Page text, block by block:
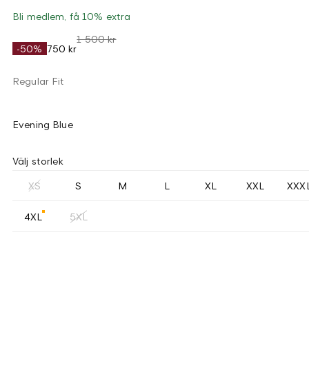
Bli medlem, få 10% extra
-50% 750 kr
1 500 kr
Regular Fit
Evening Blue
Välj storlek
XS S M L XL XXL
4XL 5XL